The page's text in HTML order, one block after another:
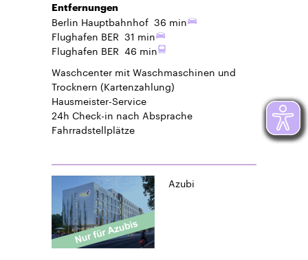
Entfernungen
Berlin Hauptbahnhof 36 min
Flughafen BER 31 min
Flughafen BER 46 min
Waschcenter mit Waschmaschinen und
Trocknern (Kartenzahlung)
Hausmeister-Service
24h Check-in nach Absprache
Fahrradstellplätze
Azubi